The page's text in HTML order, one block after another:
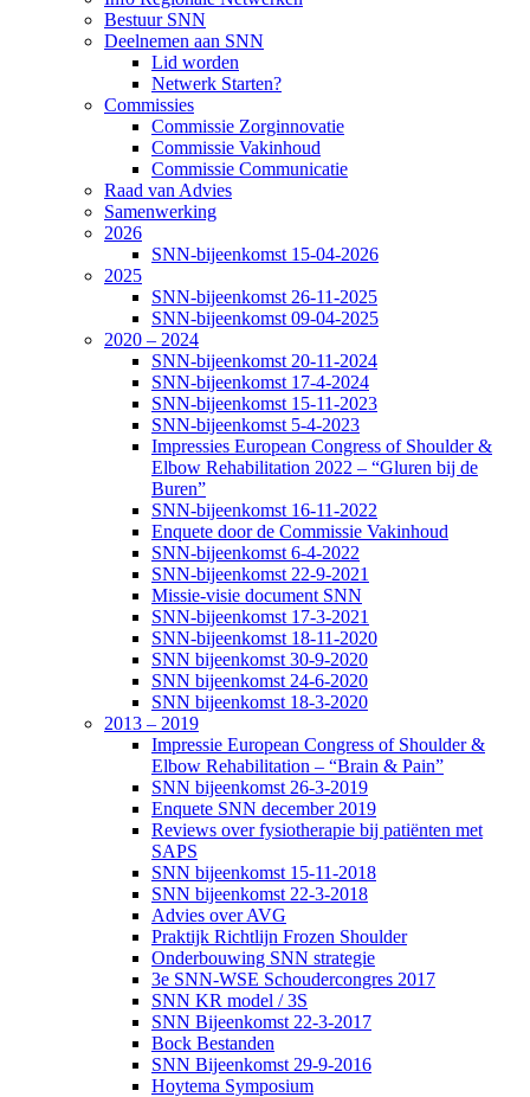
Bestuur SNN
Deelnemen aan SNN
Lid worden
Netwerk Starten?
Commissies
Commissie Zorginnovatie
Commissie Vakinhoud
Commissie Communicatie
Raad van Advies
Samenwerking
2026
SNN-bijeenkomst 15-04-2026
2025
SNN-bijeenkomst 26-11-2025
SNN-bijeenkomst 09-04-2025
2020 – 2024
SNN-bijeenkomst 20-11-2024
SNN-bijeenkomst 17-4-2024
SNN-bijeenkomst 15-11-2023
SNN-bijeenkomst 5-4-2023
Impressies European Congress of Shoulder &
Elbow Rehabilitation 2022 – “Gluren bij de
Buren”
SNN-bijeenkomst 16-11-2022
Enquete door de Commissie Vakinhoud
SNN-bijeenkomst 6-4-2022
SNN-bijeenkomst 22-9-2021
Missie-visie document SNN
SNN-bijeenkomst 17-3-2021
SNN-bijeenkomst 18-11-2020
SNN bijeenkomst 30-9-2020
SNN bijeenkomst 24-6-2020
SNN bijeenkomst 18-3-2020
2013 – 2019
Impressie European Congress of Shoulder &
Elbow Rehabilitation – “Brain & Pain”
SNN bijeenkomst 26-3-2019
Enquete SNN december 2019
Reviews over fysiotherapie bij patiënten met
SAPS
SNN bijeenkomst 15-11-2018
SNN bijeenkomst 22-3-2018
Advies over AVG
Praktijk Richtlijn Frozen Shoulder
Onderbouwing SNN strategie
3e SNN-WSE Schoudercongres 2017
SNN KR model / 3S
SNN Bijeenkomst 22-3-2017
Bock Bestanden
SNN Bijeenkomst 29-9-2016
Hoytema Symposium